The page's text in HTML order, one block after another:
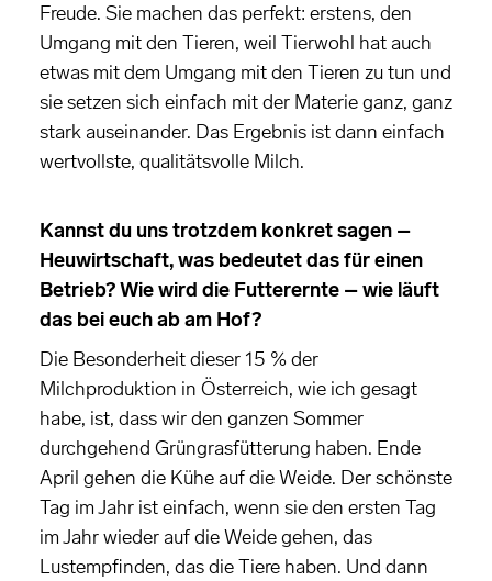
Freude. Sie machen das perfekt: erstens, den
Umgang mit den Tieren, weil Tierwohl hat auch
etwas mit dem Umgang mit den Tieren zu tun und
sie setzen sich einfach mit der Materie ganz, ganz
stark auseinander. Das Ergebnis ist dann einfach
wertvollste, qualitätsvolle Milch.
Kannst du uns trotzdem konkret sagen –
Heuwirtschaft, was bedeutet das für einen
Betrieb?Wie wird die Futterernte – wie läuft
das bei euch ab am Hof?
Die Besonderheit dieser 15 % der
Milchproduktion in Österreich, wie ich gesagt
habe, ist, dass wir den ganzen Sommer
durchgehend Grüngrasfütterung haben. Ende
April gehen die Kühe auf die Weide. Der schönste
Tag im Jahr ist einfach, wenn sie den ersten Tag
im Jahr wieder auf die Weide gehen, das
Lustempfinden, das die Tiere haben. Und dann